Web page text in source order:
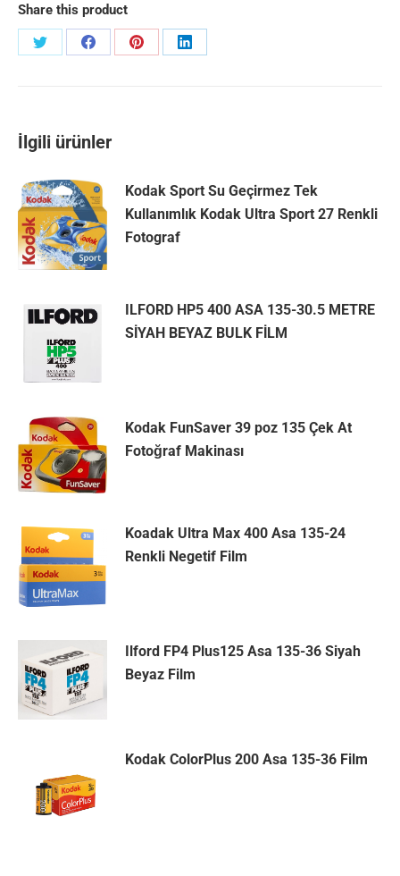
Share this product
Share
Share
Share
Share
İlgili ürünler
Kodak Sport Su Geçirmez Tek
Kullanımlık Kodak Ultra Sport 27 Renkli
Fotograf
ILFORD HP5 400 ASA 135-30.5 METRE
SİYAH BEYAZ BULK FİLM
Kodak FunSaver 39 poz 135 Çek At
Fotoğraf Makinası
Koadak Ultra Max 400 Asa 135-24
Renkli Negetif Film
Ilford FP4 Plus125 Asa 135-36 Siyah
Beyaz Film
Kodak ColorPlus 200 Asa 135-36 Film